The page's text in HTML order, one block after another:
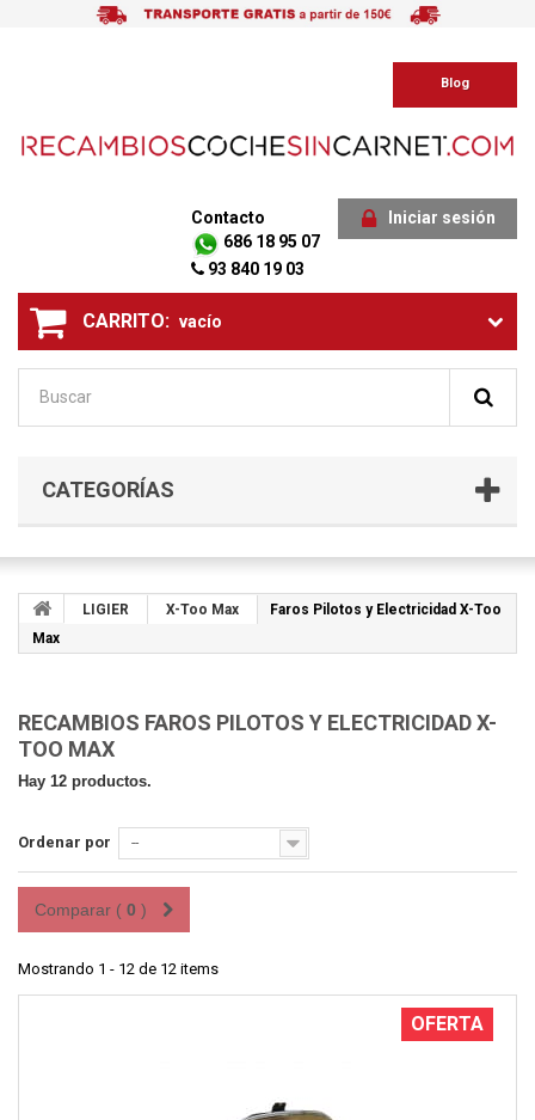
Blog
Iniciar sesión
Contacto
686 18 95 07
93 840 19 03
CARRITO: vacío
CATEGORÍAS
LIGIER X-Too Max
Faros Pilotos y Electricidad X-Too
Max
RECAMBIOS FAROS PILOTOS Y ELECTRICIDAD X-
TOO MAX
Hay 12 productos.
Ordenar por --
Comparar ( 0 )
Mostrando 1 - 12 de 12 items
OFERTA